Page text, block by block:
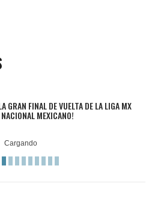
GRAN FINAL DE VUELTA DE LA LIGA MX
MEXICANO!